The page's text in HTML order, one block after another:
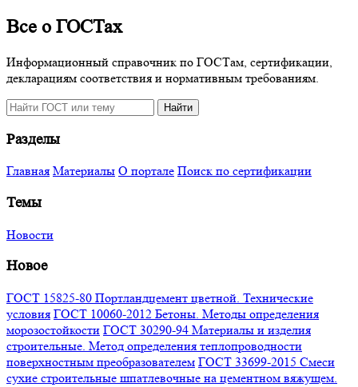
Все о ГОСТах
Информационный справочник по ГОСТам, сертификации,
декларациям соответствия и нормативным требованиям.
Поиск
сайту
Найти
Разделы
Главная Материалы О портале Поиск по сертификации
Темы
Новости
Новое
ГОСТ 15825-80 Портландцемент цветной. Технические
условия ГОСТ 10060-2012 Бетоны. Методы определения
морозостойкости ГОСТ 30290-94 Материалы и изделия
строительные. Метод определения теплопроводности
поверхностным преобразователем ГОСТ 33699-2015 Смеси
сухие строительные шпатлевочные на цементном вяжущем.